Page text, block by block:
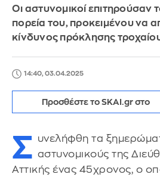
Οι αστυνομικοί επιτηρούσαν
πορεία του, προκειμένου να
κίνδυνος πρόκλησης
14:40, 03.04.2025
Προσθέστε το SKAI.gr στο
Σ υνελήφθη τα
αστυνομικούς της
Αττικής ένας 45χρονος, ο